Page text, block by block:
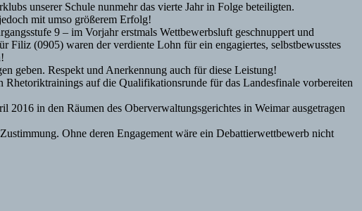
unserer Schule nunmehr das vierte Jahr in Folge beteiligten.
mit umso größerem Erfolg!
9 – im Vorjahr erstmals Wettbewerbsluft geschnuppert und
(0905) waren der verdiente Lohn für ein engagiertes, selbstbewusstes
geben. Respekt und Anerkennung auch für diese Leistung!
auf die Qualifikationsrunde für das Landesfinale vorbereiten
in den Räumen des Oberverwaltungsgerichtes in Weimar ausgetragen
Ohne deren Engagement wäre ein Debattierwettbewerb nicht